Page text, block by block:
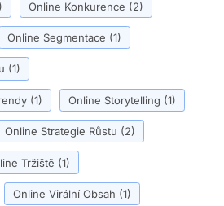
Online Konkurence (2)
Online Segmentace (1)
(1)
(1) Online Storytelling (1)
Online Strategie Růstu (2)
Tržiště (1)
Online Virální Obsah (1)